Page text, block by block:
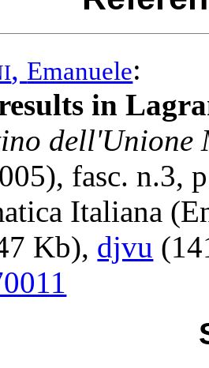
, Emanuele:
in
dell'Unione
), fasc. n.3,
Italiana
Kb), djvu